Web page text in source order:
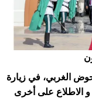
الغربي، في زيارة
الاطلاع على أخرى